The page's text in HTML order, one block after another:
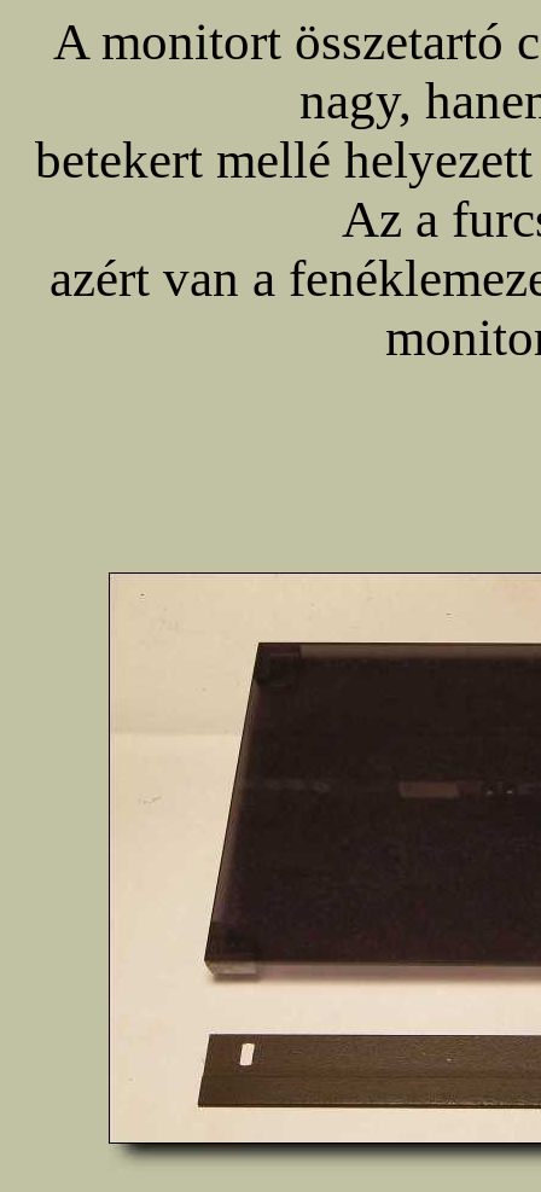
A monitort összetartó
nagy,
betekert mellé
Az a
azért van a